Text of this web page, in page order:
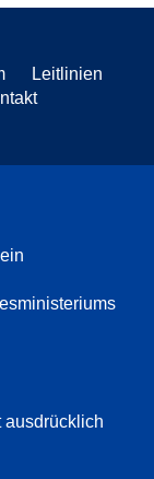
Leitlinien
ausdrücklich